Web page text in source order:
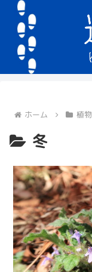
ホーム 植物
冬